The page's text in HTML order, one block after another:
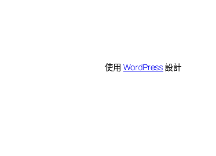
使用WordPress設計